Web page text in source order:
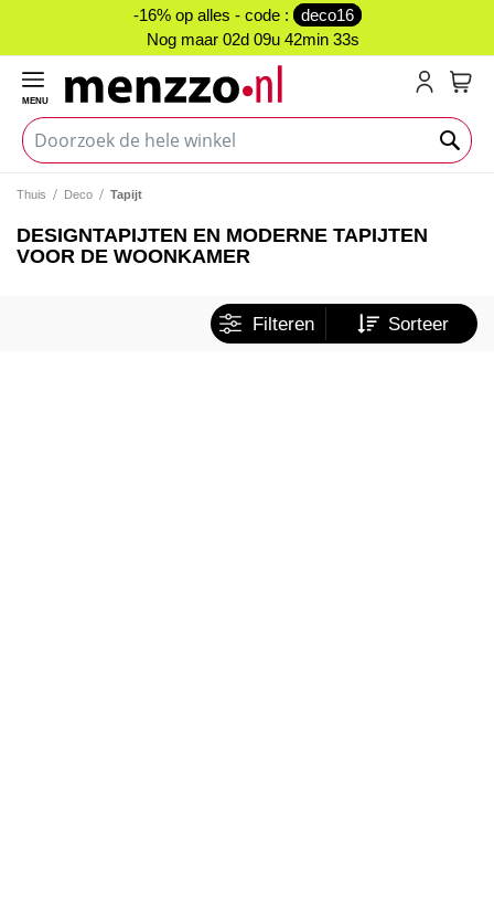
-16% op alles - code :
deco16
Nog maar 02d 09u 42min 33s
MENU
Thuis Deco Tapijt
DESIGNTAPIJTEN EN MODERNE TAPIJTEN
VOOR DE WOONKAMER
Filteren Sorteer